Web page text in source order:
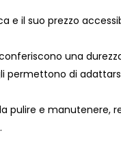
e il suo prezzo
una
permettono di
pulire e manutenere,